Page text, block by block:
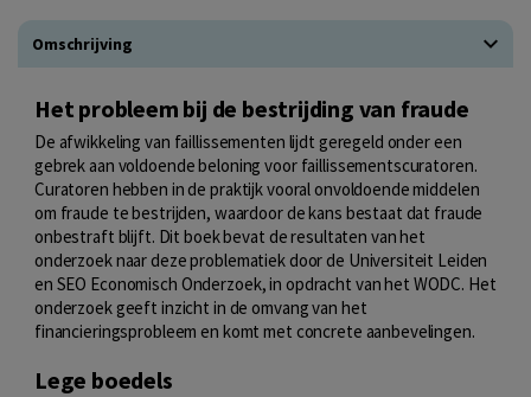
Omschrijving
Het probleem bij de bestrijding van fraude
De afwikkeling van faillissementen lijdt geregeld onder een
gebrek aan voldoende beloning voor faillissementscuratoren.
Curatoren hebben in de praktijk vooral onvoldoende middelen
om fraude te bestrijden, waardoor de kans bestaat dat fraude
onbestraft blijft. Dit boek bevat de resultaten van het
onderzoek naar deze problematiek door de Universiteit Leiden
en SEO Economisch Onderzoek, in opdracht van het WODC. Het
onderzoek geeft inzicht in de omvang van het
financieringsprobleem en komt met concrete aanbevelingen.
Lege boedels